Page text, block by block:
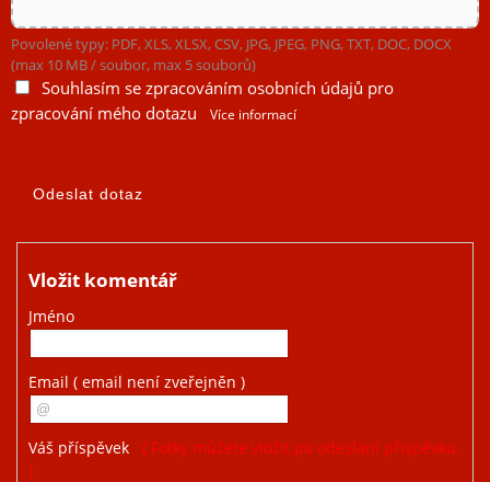
Povolené typy: PDF, XLS, XLSX, CSV, JPG, JPEG, PNG, TXT, DOC, DOCX
(max 10 MB / soubor, max 5 souborů)
Souhlasím se zpracováním osobních údajů pro
zpracování mého dotazu
Více informací
Vložit komentář
Jméno
Email ( email není zveřejněn )
Váš příspěvek
( Fotky můžete vložit po odeslání příspěvku.
)